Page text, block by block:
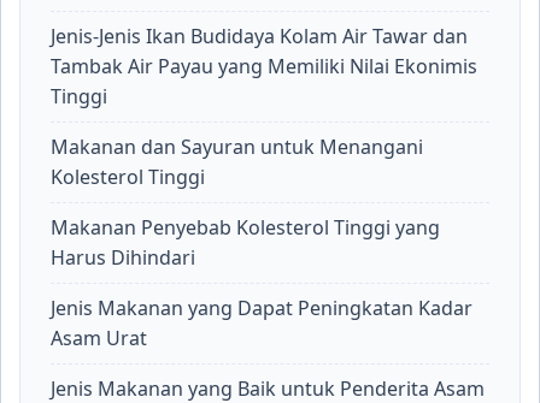
Jenis-Jenis Ikan Budidaya Kolam Air Tawar dan
Tambak Air Payau yang Memiliki Nilai Ekonimis
Tinggi
Makanan dan Sayuran untuk Menangani
Kolesterol Tinggi
Makanan Penyebab Kolesterol Tinggi yang
Harus Dihindari
Jenis Makanan yang Dapat Peningkatan Kadar
Asam Urat
Jenis Makanan yang Baik untuk Penderita Asam